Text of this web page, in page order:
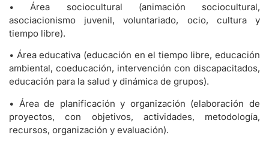
• Área sociocultural (animación sociocultural,
asociacionismo juvenil, voluntariado, ocio, cultura y
tiempo libre).
• Área educativa (educación en el tiempo libre, educación
ambiental, coeducación, intervención con discapacitados,
educación para la salud y dinámica de grupos).
• Área de planificación y organización (elaboración de
proyectos, con objetivos, actividades, metodología,
recursos, organización y evaluación).